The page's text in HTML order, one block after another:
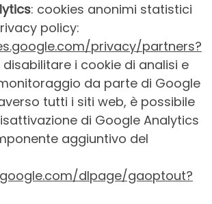
: cookies anonimi statistici
policy:
privacy/partners?
disabilitare i cookie di analisi e
da parte di Google
tutti i siti web, è possibile
di Google Analytics
aggiuntivo del
dlpage/gaoptout?